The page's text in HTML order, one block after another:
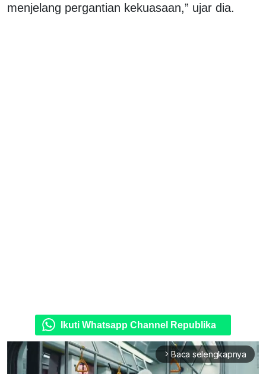
menjelang pergantian kekuasaan,” ujar dia.
Ikuti Whatsapp Channel Republika
arrow_forward_ios Baca selengkapnya